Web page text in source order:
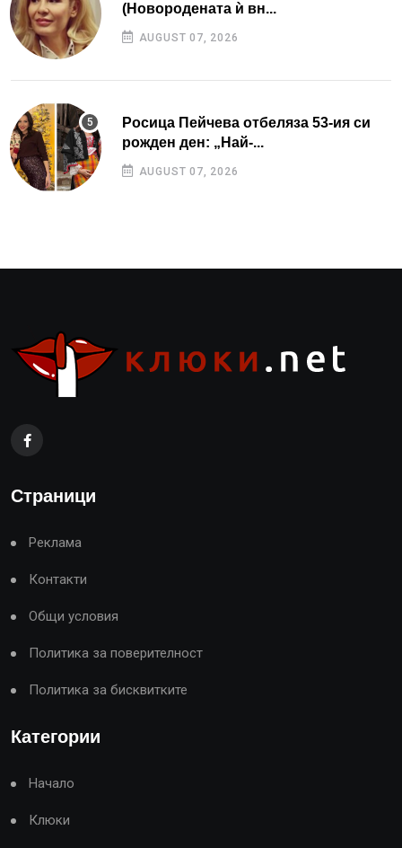
(Новородената ѝ вн...
AUGUST 07, 2026
Росица Пейчева отбеляза 53-ия си
рожден ден: „Най-...
AUGUST 07, 2026
Страници
Реклама
Контакти
Общи условия
Политика за поверителност
Политика за бисквитките
Категории
Начало
Клюки